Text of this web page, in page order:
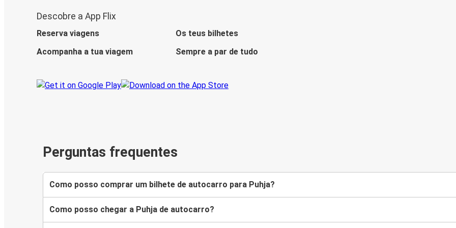
Descobre a App Flix
Reserva viagens
Os teus bilhetes
Acompanha a tua viagem
Sempre a par de tudo
Perguntas frequentes
Como posso comprar um bilhete de autocarro para Puhja?
Como posso chegar a Puhja de autocarro?